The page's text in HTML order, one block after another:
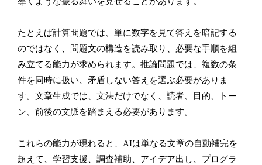
たとえば計算問題では、単に数字を見て答えを暗記する
のではなく、問題文の構造を読み取り、必要な手順を組
み立てる能力が求められます。推論問題では、複数の条
件を同時に扱い、矛盾しない答えを選ぶ必要がありま
す。文章生成では、文法だけでなく、読者、目的、トー
ン、前後の文脈を踏まえる必要があります。
これらの能力が現れると、AIは単なる文章の自動補完を
超えて、学習支援、調査補助、アイデア出し、プログラ